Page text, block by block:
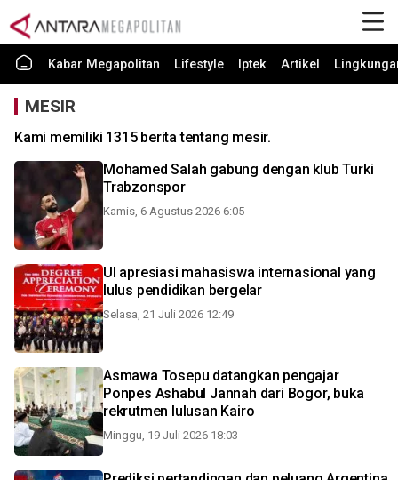
Kabar Megapolitan Lifestyle Iptek Artikel
MESIR
Kami memiliki 1315 berita tentang mesir.
Mohamed Salah gabung dengan klub Turki
Trabzonspor
Kamis, 6 Agustus 2026 6:05
UI apresiasi mahasiswa internasional yang
lulus pendidikan bergelar
Selasa, 21 Juli 2026 12:49
Asmawa Tosepu datangkan pengajar
Ponpes Ashabul Jannah dari Bogor, buka
rekrutmen lulusan Kairo
Minggu, 19 Juli 2026 18:03